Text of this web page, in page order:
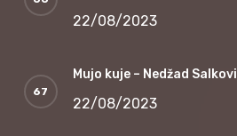
22/08/2023
Mujo kuje – Nedžad
22/08/2023